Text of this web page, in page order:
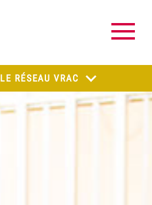
LE RÉSEAU VRAC